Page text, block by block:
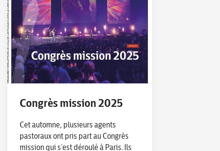
Congrès mission 2025
Cet automne, plusieurs agents
pastoraux ont pris part au Congrès
mission qui s’est déroulé à Paris. Ils